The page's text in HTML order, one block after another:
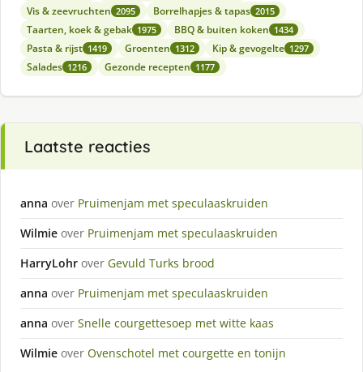
Vis & zeevruchten 2095 Borrelhapjes & tapas 2015
Taarten, koek & gebak 1975 BBQ & buiten koken 1434
Pasta & rijst 1419 Groenten 1312 Kip & gevogelte 1297
Salades 1216 Gezonde recepten 1177
Laatste reacties
anna over Pruimenjam met speculaaskruiden
Wilmie over Pruimenjam met speculaaskruiden
HarryLohr over Gevuld Turks brood
anna over Pruimenjam met speculaaskruiden
anna over Snelle courgettesoep met witte kaas
Wilmie over Ovenschotel met courgette en tonijn